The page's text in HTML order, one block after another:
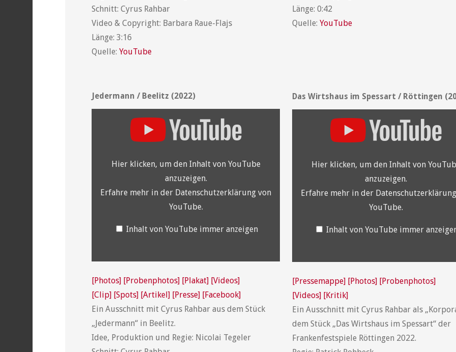
Schnitt: Cyrus Rahbar
Video & Copyright: Barbara Raue-Flajs
Länge: 3:16
Quelle:YouTube
Länge: 0:42
Quelle:YouTube
Jedermann / Beelitz (2022)
Hier klicken, um den Inhalt von YouTube
anzuzeigen.
Erfahre mehr in der Datenschutzerklärung von
YouTube.
Inhalt von YouTube immer anzeigen
[Photos] [Probenphotos] [Plakat] [Videos]
[Clip] [Spots] [Artikel] [Presse] [Facebook]
Ein Ausschnitt mit Cyrus Rahbar aus dem Stück
„Jedermann“ in Beelitz.
Idee, Produktion und Regie: Nicolai Tegeler
Das Wirtshaus im Spessart / Röttingen
Hier klicken, um den Inhalt von
anzuzeigen.
Erfahre mehr in der
YouTube.
Inhalt von YouTube immer
[Pressemappe] [Photos] [Probenphotos]
[Videos] [Kritik]
Ein Ausschnitt mit Cyrus Rahbar als
dem Stück „Das Wirtshaus im Spessart“ der
Frankenfestspiele Röttingen 2022.